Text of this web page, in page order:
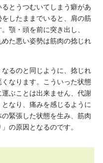
とうつむいてしまう癖があ
したままでいると、肩の筋
顎・頭を前に突き出し、
た悪い姿勢は筋肉の捻じれ
るのと同じように、捻じれ
なります。こういった状態
ぶことは出来ません、代謝
なり、痛みを感じるように
緊張した状態を生み、筋肉
の原因となるのです。